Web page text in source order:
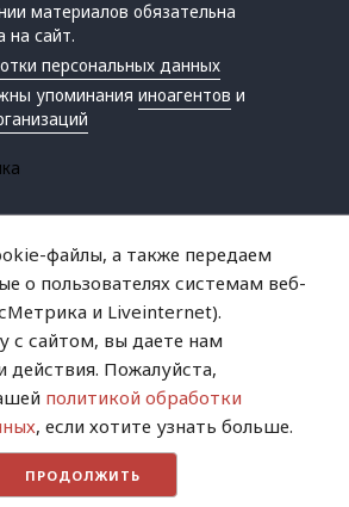
материалов обязательна
на сайт.
персональных данных
упоминанияиноагентов и
файлы, а также передаем
о пользователях системам веб-
и Liveinternet).
с сайтом, вы даете нам
действия. Пожалуйста,
политикой обработки
, если хотите узнать больше.
ПРОДОЛЖИТЬ